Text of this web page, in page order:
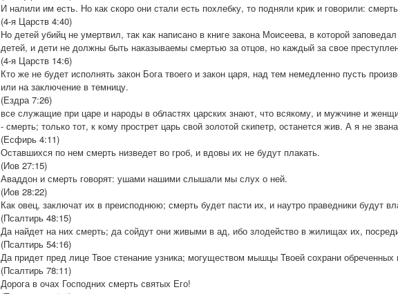
И налили им есть. Но как скоро они стали есть похлебку, то подняли крик и говорили:
(4-я Царств 4:40)
Но детей убийц не умертвил, так как написано в книге закона Моисеева, в которой
детей, и дети не должны быть наказываемы смертью за отцов, но каждый за свое
(4-я Царств 14:6)
Кто же не будет исполнять закон Бога твоего и закон царя, над тем немедленно пусть
или на заключение в темницу.
(Ездра 7:26)
все служащие при царе и народы в областях царских знают, что всякому, и мужчине и
- смерть; только тот, к кому прострет царь свой золотой скипетр, останется жив. А я не
(Есфирь 4:11)
Оставшихся по нем смерть низведет во гроб, и вдовы их не будут плакать.
(Иов 27:15)
Аваддон и смерть говорят: ушами нашими слышали мы слух о ней.
(Иов 28:22)
Как овец, заключат их в преисподнюю; смерть будет пасти их, и наутро праведники будут
(Псалтирь 48:15)
Да найдет на них смерть; да сойдут они живыми в ад, ибо злодейство в жилищах их,
(Псалтирь 54:16)
Да придет пред лице Твое стенание узника; могуществом мышцы Твоей сохрани обреченных
(Псалтирь 78:11)
Дорога в очах Господних смерть святых Его!